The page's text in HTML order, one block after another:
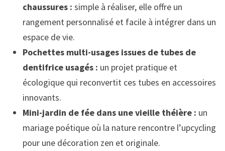
chaussures : simple à réaliser, elle offre un
rangement personnalisé et facile à intégrer dans un
espace de vie.
Pochettes multi-usages issues de tubes de
dentifrice usagés : un projet pratique et
écologique qui reconvertit ces tubes en accessoires
innovants.
Mini-jardin de fée dans une vieille théière : un
mariage poétique où la nature rencontre l’upcycling
pour une décoration zen et originale.